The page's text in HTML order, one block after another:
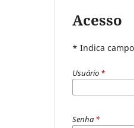
Acesso
* Indica
Usuário *
Senha *